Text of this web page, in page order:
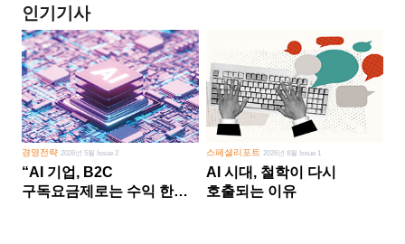
인기기사
경영전략 2026년 5월 Issue 2
“AI 기업, B2C
구독요금제로는 수익 한계
스페셜리포트 2026년 8월 Issue 1
AI 시대, 철학이 다시
호출되는 이유